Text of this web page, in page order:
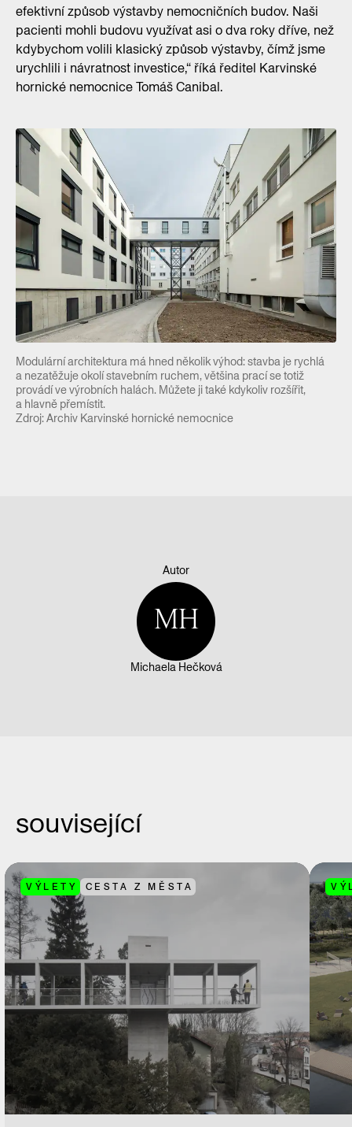
efektivní způsob výstavby nemocničních budov. Naši
pacienti mohli budovu využívat asi o dva roky dříve, než
kdybychom volili klasický způsob výstavby, čímž jsme
urychlili i návratnost investice,“ říká ředitel Karvinské
hornické nemocnice Tomáš Canibal.
Modulární architektura má hned několik výhod: stavba je rychlá
a nezatěžuje okolí stavebním ruchem, většina prací se totiž
provádí ve výrobních halách. Můžete ji také kdykoliv rozšířit,
a hlavně přemístit.
Zdroj: Archiv Karvinské hornické nemocnice
Autor
MH
Michaela Hečková
související
VÝLETY CESTA Z MĚSTA